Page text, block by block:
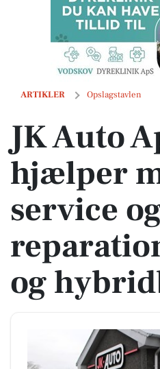
ARTIKLER Opslagstavlen
JK Auto ApS hjælper med
JK Auto
hjælper
service
og